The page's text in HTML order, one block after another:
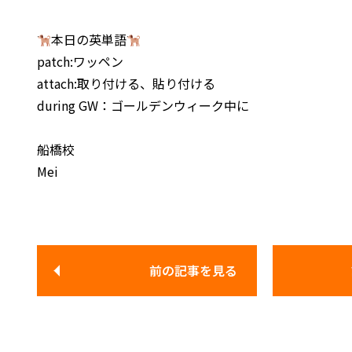
本日の英単語
patch:ワッペン
attach:取り付ける、貼り付ける
during GW：ゴールデンウィーク中に
船橋校
Mei
前の記事を見る